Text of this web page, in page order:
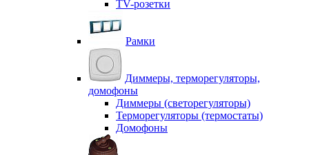
TV-розетки
Рамки
Диммеры, терморегуляторы,
домофоны
Диммеры (светорегуляторы)
Терморегуляторы (термостаты)
Домофоны